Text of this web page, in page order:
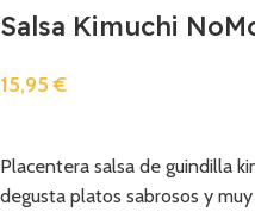
Salsa Kimuchi
15,95€
Placentera salsa de guindilla
degusta platos sabrosos y